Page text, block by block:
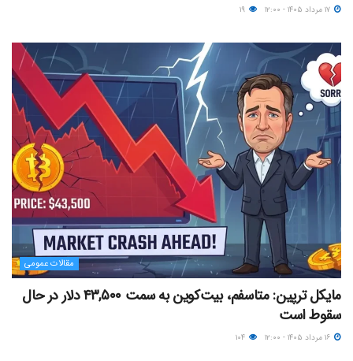
مقالات عمومی
مایکل ترپین: متاسفم، بیت‌کوین به سمت ۴۳,۵۰۰ دلار در حال
سقوط است